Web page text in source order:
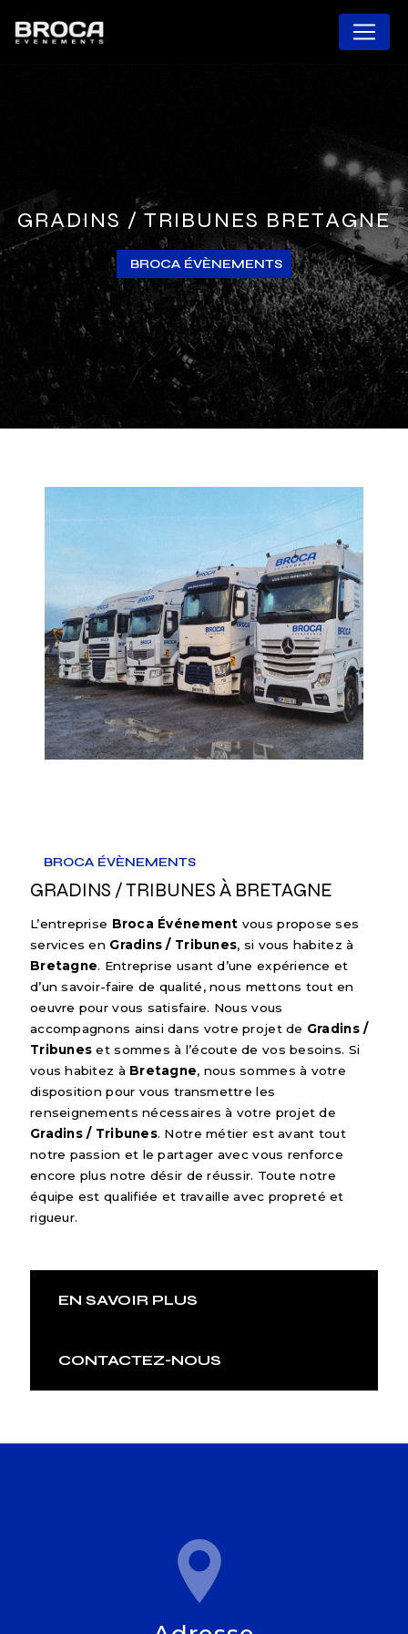
GRADINS / TRIBUNES BRETAGNE
BROCA ÉVÈNEMENTS
BROCA ÉVÈNEMENTS
GRADINS / TRIBUNES À BRETAGNE
L’entreprise Broca Événement vous propose ses
services en Gradins / Tribunes, si vous habitez à
Bretagne. Entreprise usant d’une expérience et
d’un savoir-faire de qualité, nous mettons tout en
oeuvre pour vous satisfaire. Nous vous
accompagnons ainsi dans votre projet de Gradins /
Tribunes et sommes à l’écoute de vos besoins. Si
vous habitez à Bretagne, nous sommes à votre
disposition pour vous transmettre les
renseignements nécessaires à votre projet de
Gradins / Tribunes. Notre métier est avant tout
notre passion et le partager avec vous renforce
encore plus notre désir de réussir. Toute notre
équipe est qualifiée et travaille avec propreté et
rigueur.
EN SAVOIR PLUS
CONTACTEZ-NOUS